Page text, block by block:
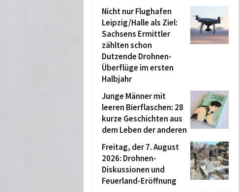
Nicht nur Flughafen
Leipzig/Halle als Ziel:
Sachsens Ermittler
zählten schon
Dutzende Drohnen-
Überflüge im ersten
Halbjahr
Junge Männer mit
leeren Bierflaschen: 28
kurze Geschichten aus
dem Leben der anderen
Freitag, der 7. August
2026: Drohnen-
Diskussionen und
Feuerland-Eröffnung